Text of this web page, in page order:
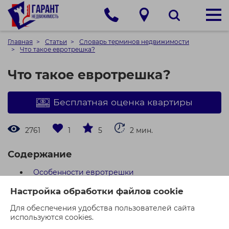
Настройка обработки файлов cookie
Для обеспечения удобства пользователей сайта
используются cookies.
Главная Статьи
Словарь терминов недвижимости
Что такое евротрешка?
Что такое евротрешка?
Бесплатная оценка квартиры
2761 1 5 2 мин.
Содержание
Особенности евротрешки
Недостатки евротрешки
Заключение